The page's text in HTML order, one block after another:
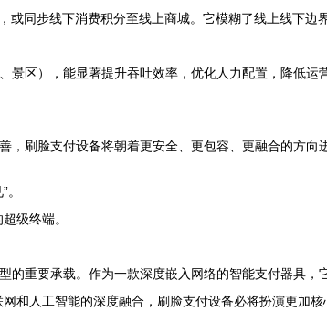
或同步线下消费积分至线上商城。它模糊了线上线下边
区），能显著提升吞吐效率，优化人力配置，降低运
刷脸支付设备将朝着更安全、更包容、更融合的方向
级终端。
重要承载。作为一款深度嵌入网络的智能支付器具，
和人工智能的深度融合，刷脸支付设备必将扮演更加